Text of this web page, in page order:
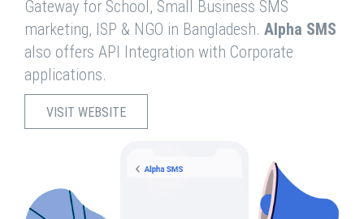
Gateway for School, Small Business SMS
marketing, ISP & NGO in Bangladesh. Alpha SMS
also offers API Integration with Corporate
applications.
VISIT WEBSITE